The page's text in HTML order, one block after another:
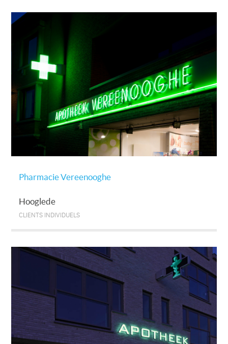
Pharmacie Vereenooghe
Hooglede
CLIENTS INDIVIDUELS